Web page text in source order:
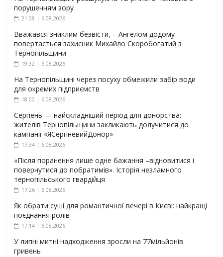
порушенням зору
21:08 | 6.08.2026
Вважався зниклим безвісти, – Ангелом додому
повертається захисник Михайло Скоробогатий з
Тернопільщини
19:32 | 6.08.2026
На Тернопільщині через посуху обмежили забір води
для окремих підприємств
18:00 | 6.08.2026
Серпень — найскладніший період для донорства:
жителів Тернопільщини закликають долучитися до
кампанії «ЯСерпневийДонор»
17:34 | 6.08.2026
«Після поранення лише одне бажання –відновитися і
повернутися до побратимів». Історія незламного
тернопільського гвардійця
17:26 | 6.08.2026
Як обрати суші для романтичної вечері в Києві: найкращі
поєднання ролів
17:14 | 6.08.2026
У липні митні надходження зросли на 77мільйонів
гривень